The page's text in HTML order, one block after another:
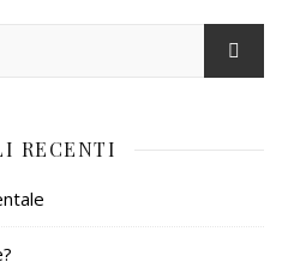
RECENTI